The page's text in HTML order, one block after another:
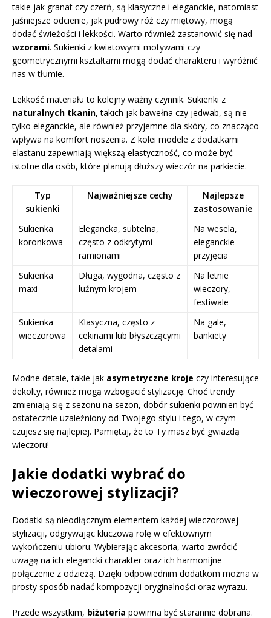
takie jak granat czy czerń, są klasyczne i eleganckie, natomiast
jaśniejsze odcienie, jak pudrowy róż czy miętowy, mogą
dodać świeżości i lekkości. Warto również zastanowić się nad
wzorami. Sukienki z kwiatowymi motywami czy
geometrycznymi kształtami mogą dodać charakteru i wyróżnić
nas w tłumie.
Lekkość materiału to kolejny ważny czynnik. Sukienki z
naturalnych tkanin, takich jak bawełna czy jedwab, są nie
tylko eleganckie, ale również przyjemne dla skóry, co znacząco
wpływa na komfort noszenia. Z kolei modele z dodatkami
elastanu zapewniają większą elastyczność, co może być
istotne dla osób, które planują dłuższy wieczór na parkiecie.
Typ
sukienki
Najważniejsze cechy
Najlepsze
zastosowanie
Sukienka
koronkowa
Elegancka, subtelna,
często z odkrytymi
ramionami
Na wesela,
eleganckie
przyjęcia
Sukienka
maxi
Długa, wygodna, często z
luźnym krojem
Na letnie
wieczory,
festiwale
Sukienka
wieczorowa
Klasyczna, często z
cekinami lub błyszczącymi
detalami
Na gale,
bankiety
Modne detale, takie jak asymetryczne kroje czy interesujące
dekolty, również mogą wzbogacić stylizację. Choć trendy
zmieniają się z sezonu na sezon, dobór sukienki powinien być
ostatecznie uzależniony od Twojego stylu i tego, w czym
czujesz się najlepiej. Pamiętaj, że to Ty masz być gwiazdą
wieczoru!
Jakie dodatki wybrać do
wieczorowej stylizacji?
Dodatki są nieodłącznym elementem każdej wieczorowej
stylizacji, odgrywając kluczową rolę w efektownym
wykończeniu ubioru. Wybierając akcesoria, warto zwrócić
uwagę na ich elegancki charakter oraz ich harmonijne
połączenie z odzieżą. Dzięki odpowiednim dodatkom można w
prosty sposób nadać kompozycji oryginalności oraz wyrazu.
Przede wszystkim, biżuteria powinna być starannie dobrana.